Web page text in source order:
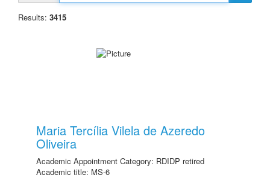
Results: 3415
Maria Tercília Vilela de Azeredo
Oliveira
Academic Appointment Category: RDIDP retired
Academic title: MS-6